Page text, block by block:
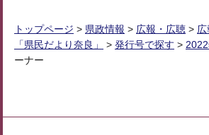
トップページ > 県政情報 > 広報・広聴 >
「県民だより奈良」
> 発行号で探す >
ーナー